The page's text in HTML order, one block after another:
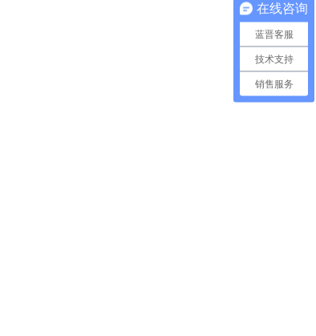
在线咨询
蓝晋客服
技术支持
销售服务